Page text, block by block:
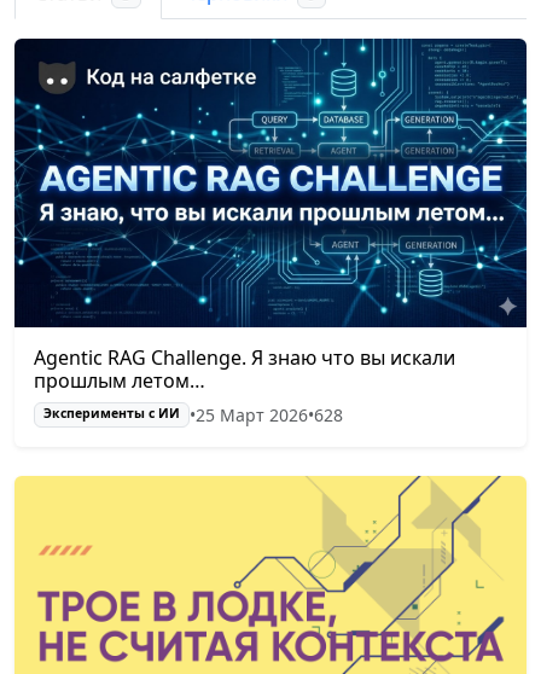
Agentic RAG Challenge. Я знаю что вы искали
прошлым летом…
Эксперименты с ИИ •25 Март 2026•628